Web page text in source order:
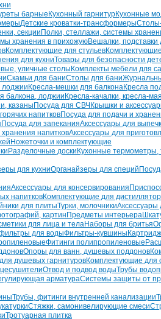
барные Кухонный гарнитурКухонные
Детские кроватки-трансформеры
секции Полки, стеллажи, системы
хранения в прихожуюВешалки, подставки
Комплектующие для стульев
для кухниТовары для безопасности
уличные столы Комплекты мебели для
Скамьи для баниСтолы для бани
лоджии Кресла-мешки для балконаКресла
балкона, лоджии Кресла-качалки, кресла-
казаны Посуда для СВЧ Крышки и
напитковПосуда для подачи и
Посуда для запеканияАксессуары для
напитковАксессуары для
Ножеточки и комплектующие
Разделочные доски Кухонные термометры,
для кухниОрганайзеры для специй
Аксессуары для консервирования
напитковКомплектующие для
для плитыТурки, молочникиАксессуары
картин Предметы интерьера
для лица и телаНаборы для бритья
для водыФильтры-кувшины
Фитинги полипропиленовые
Опоры для ванн, душевых поддонов
душевых гарнитуровКомплектующие для
Отвод и подвод водыТрубы
арматураСистемы защиты от
Трубы, фитинги внутренней канализации
Стяжки, самонивелирующие смеси
Тротуарная плитка